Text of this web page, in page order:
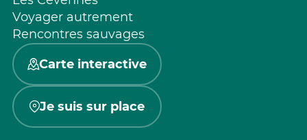
Voyager autrement
Rencontres sauvages
Carte interactive
Je suis sur place